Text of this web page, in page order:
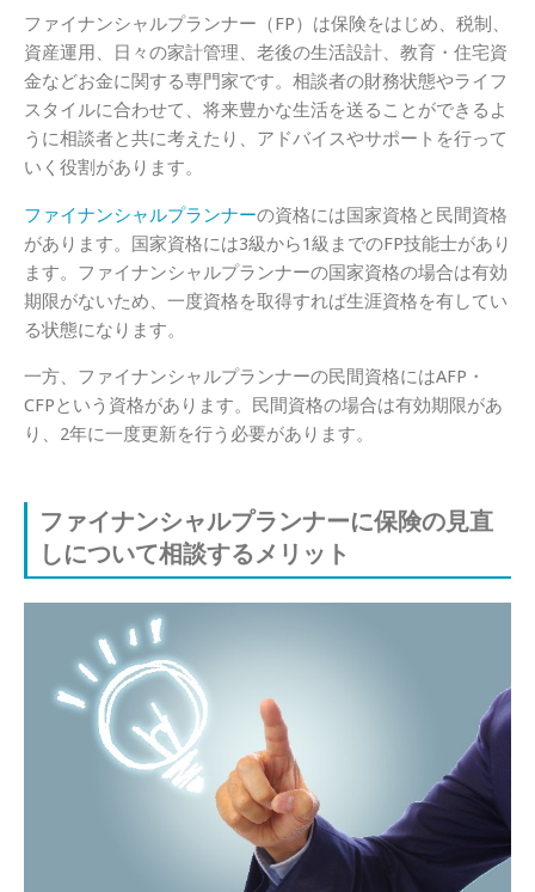
ファイナンシャルプランナー（FP）は保険をはじめ、税制、
資産運用、日々の家計管理、老後の生活設計、教育・住宅資
金などお金に関する専門家です。相談者の財務状態やライフ
スタイルに合わせて、将来豊かな生活を送ることができるよ
うに相談者と共に考えたり、アドバイスやサポートを行って
いく役割があります。
ファイナンシャルプランナーの資格には国家資格と民間資格
があります。国家資格には3級から1級までのFP技能士があり
ます。ファイナンシャルプランナーの国家資格の場合は有効
期限がないため、一度資格を取得すれば生涯資格を有してい
る状態になります。
一方、ファイナンシャルプランナーの民間資格にはAFP・
CFPという資格があります。民間資格の場合は有効期限があ
り、2年に一度更新を行う必要があります。
ファイナンシャルプランナーに保険の見直
しについて相談するメリット